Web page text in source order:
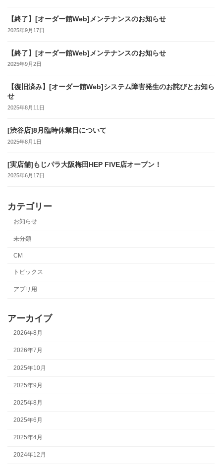
【終了】[オーダー館Web]メンテナンスのお知らせ
2025年9月17日
【終了】[オーダー館Web]メンテナンスのお知らせ
2025年9月2日
【復旧済み】[オーダー館Web]システム障害発生のお詫びとお知ら
せ
2025年8月11日
[渋谷店]8月臨時休業日について
2025年8月1日
[実店舗]もじパラ大阪梅田HEP FIVE店オープン！
2025年6月17日
カテゴリー
お知らせ
未分類
CM
トピックス
アプリ用
アーカイブ
2026年8月
2026年7月
2025年10月
2025年9月
2025年8月
2025年6月
2025年4月
2024年12月